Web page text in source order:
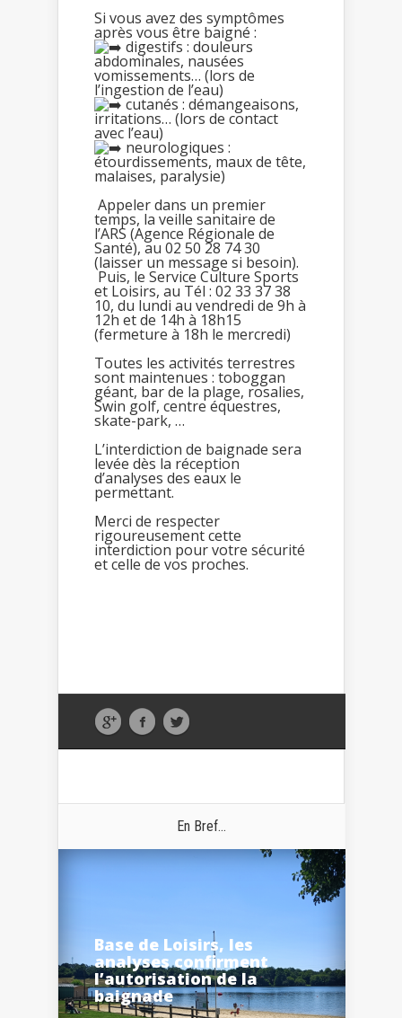
Si vous avez des symptômes
après vous être baigné :
digestifs : douleurs
abdominales, nausées
vomissements… (lors de
l’ingestion de l’eau)
cutanés : démangeaisons,
irritations… (lors de contact
avec l’eau)
neurologiques :
étourdissements, maux de tête,
malaises, paralysie)
Appeler dans un premier
temps, la veille sanitaire de
l’ARS (Agence Régionale de
Santé), au 02 50 28 74 30
(laisser un message si besoin).
Puis, le Service Culture Sports
et Loisirs, au Tél : 02 33 37 38
10, du lundi au vendredi de 9h à
12h et de 14h à 18h15
(fermeture à 18h le mercredi)
Toutes les activités terrestres
sont maintenues : toboggan
géant, bar de la plage, rosalies,
Swin golf, centre équestres,
skate-park, …
L’interdiction de baignade sera
levée dès la réception
d’analyses des eaux le
permettant.
Merci de respecter
rigoureusement cette
interdiction pour votre sécurité
et celle de vos proches.
En Bref...
Base de Loisirs, les
analyses confirment
l’autorisation de la
baignade